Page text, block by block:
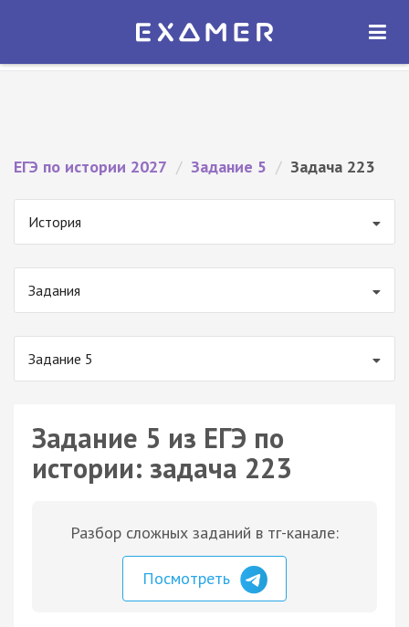
Экзамер — ЕГЭ 2027
ОТКРЫТЬ
ЕГЭ по истории 2027 / Задание 5 / Задача 223
История
Задания
Задание 5
Задание 5 из ЕГЭ по
истории: задача 223
Разбор сложных заданий в тг-канале:
Посмотреть